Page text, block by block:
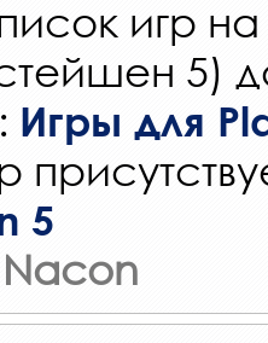
игр на
5)
Игры для
5